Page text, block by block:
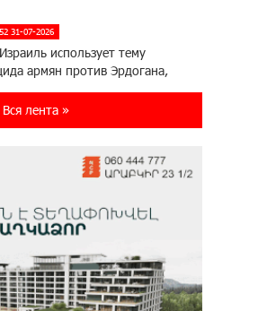
31-07-2026
использует тему
армян против Эрдогана,
вклад «Стабильный»
10% годовых и оформление в
Rate.Trading на Seaside
Summit: IDBank представил
Вся лента »